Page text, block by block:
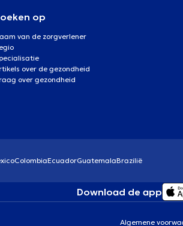
op
van de zorgverlener
over de gezondheid
over gezondheid
ColombiaEcuadorGuatemalaBrazilië
Download de app
Algemene